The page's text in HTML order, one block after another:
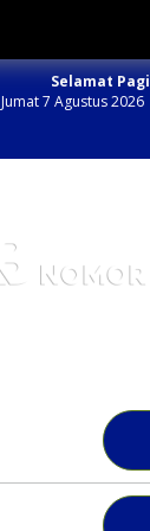
Selamat
Jumat 7 Agustus 2026